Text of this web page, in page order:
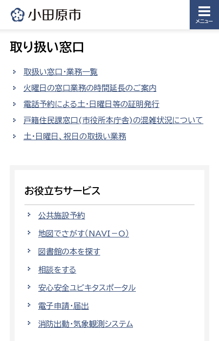
メニュー
取り扱い窓口
取扱い窓口・業務一覧
火曜日の窓口業務の時間延長のご案内
電話予約による土・日曜日等の証明発行
戸籍住民課窓口(市役所本庁舎)の混雑状況について
土・日曜日、祝日の取扱い業務
お役立ちサービス
公共施設予約
地図でさがす（NAVI－O）
図書館の本を探す
相談をする
安心安全ユビキタスポータル
電子申請・届出
消防出動・気象観測システム